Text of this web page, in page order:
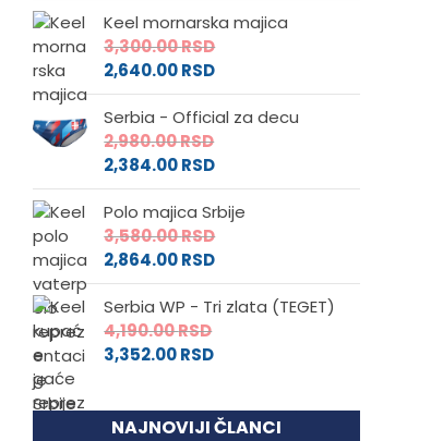
Keel mornarska majica
3,300.00RSD
2,640.00RSD
Serbia - Official za decu
2,980.00RSD
2,384.00RSD
Polo majica Srbije
3,580.00RSD
2,864.00RSD
Serbia WP - Tri zlata (TEGET)
4,190.00RSD
3,352.00RSD
NAJNOVIJI ČLANCI